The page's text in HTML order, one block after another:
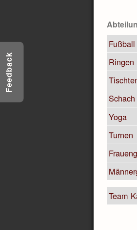
Fußball
Ringen
Schach
Yoga
Turnen
Team
Feedback